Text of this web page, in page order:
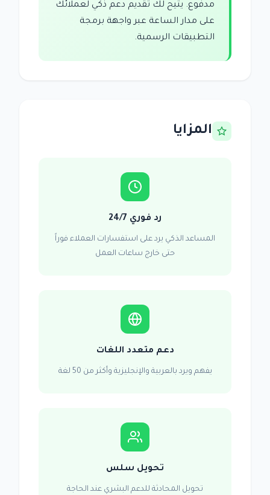
مدفوع. يتيح لك تقديم دعم ذكي لعملائك
على مدار الساعة عبر واجهة برمجة
التطبيقات الرسمية.
المزايا
رد فوري 24/7
المساعد الذكي يرد على استفسارات العملاء فوراً
حتى خارج ساعات العمل
دعم متعدد اللغات
يفهم ويرد بالعربية والإنجليزية وأكثر من 50 لغة
تحويل سلس
تحويل المحادثة للدعم البشري عند الحاجة